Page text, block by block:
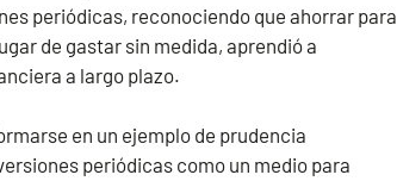
periódicas, reconociendo que ahorrar para
de gastar sin medida, aprendió a
a largo plazo.
en un ejemplo de prudencia
periódicas como un medio para